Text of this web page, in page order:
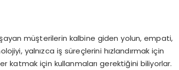
müşterilerin kalbine giden yolun, empati,
yalnızca iş süreçlerini hızlandırmak için
katmak için kullanmaları gerektiğini biliyorlar.